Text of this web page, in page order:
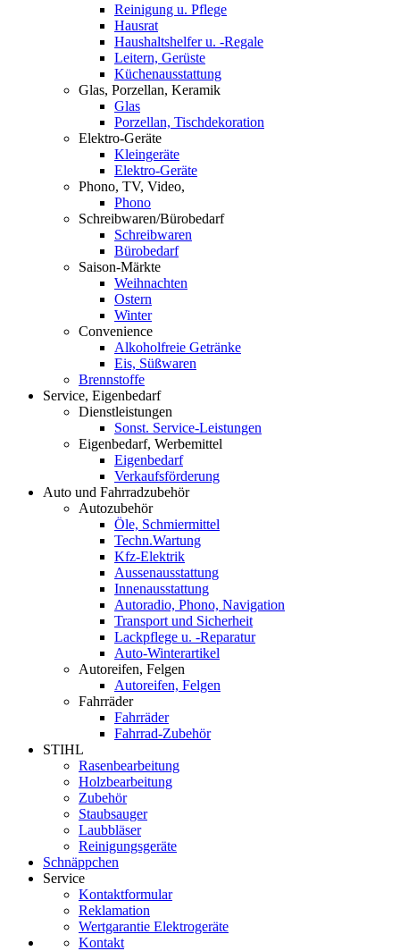
Reinigung u. Pflege
Hausrat
Haushaltshelfer u. -Regale
Leitern, Gerüste
Küchenausstattung
Glas, Porzellan, Keramik
Glas
Porzellan, Tischdekoration
Elektro-Geräte
Kleingeräte
Elektro-Geräte
Phono, TV, Video,
Phono
Schreibwaren/Bürobedarf
Schreibwaren
Bürobedarf
Saison-Märkte
Weihnachten
Ostern
Winter
Convenience
Alkoholfreie Getränke
Eis, Süßwaren
Brennstoffe
Service, Eigenbedarf
Dienstleistungen
Sonst. Service-Leistungen
Eigenbedarf, Werbemittel
Eigenbedarf
Verkaufsförderung
Auto und Fahrradzubehör
Autozubehör
Öle, Schmiermittel
Techn.Wartung
Kfz-Elektrik
Aussenausstattung
Innenausstattung
Autoradio, Phono, Navigation
Transport und Sicherheit
Lackpflege u. -Reparatur
Auto-Winterartikel
Autoreifen, Felgen
Autoreifen, Felgen
Fahrräder
Fahrräder
Fahrrad-Zubehör
STIHL
Rasenbearbeitung
Holzbearbeitung
Zubehör
Staubsauger
Laubbläser
Reinigungsgeräte
Schnäppchen
Service
Kontaktformular
Reklamation
Wertgarantie Elektrogeräte
Kontakt